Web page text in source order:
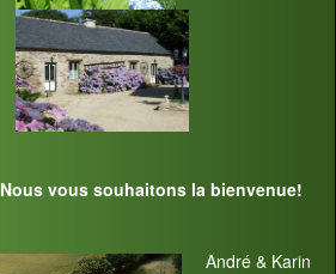
Nous vous souhaitons la bienvenue!
André & Karin